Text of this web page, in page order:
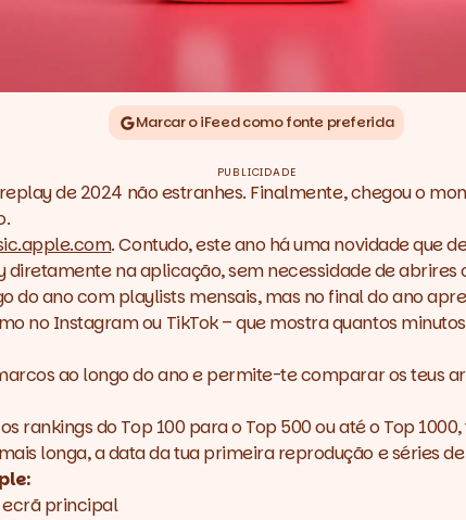
Marcar o iFeed como fonte preferida
PUBLICIDADE
replayde 2024 não estranhes. Finalmente, chegou o
. Contudo, este ano há uma novidade que
diretamente na aplicação, sem necessidade de abrires
do ano com playlists mensais, mas no final do ano
no Instagram ou TikTok – que mostra quantos
ao longo do ano e permite-te comparar os teus
rankingsdo Top 100 para o Top 500 ou até o Top
longa, a data da tua primeira reprodução e séries
ecrã principal